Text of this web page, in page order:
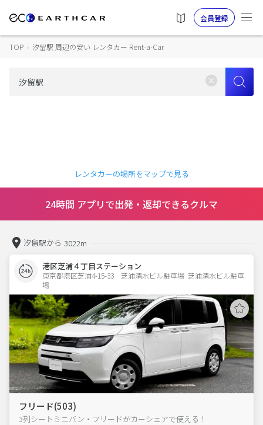
会員登録
TOP › 汐留駅 周辺の安い レンタカー Rent-a-Car
レンタカーの場所をマップで見る
24時間 アプリで出発・返却できるクルマ
汐留駅から 3022m
港区芝浦４丁目ステーション
東京都港区芝浦4-15-33　芝浦清水ビル駐車場  芝浦清水ビル駐車
場
フリード(503)
3列シートミニバン・フリードがカーシェアで使える！